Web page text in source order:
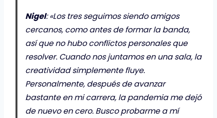
Nigel: «Los tres seguimos siendo amigos
cercanos, como antes de formar la banda,
así que no hubo conflictos personales que
resolver. Cuando nos juntamos en una sala, la
creatividad simplemente fluye.
Personalmente, después de avanzar
bastante en mi carrera, la pandemia me dejó
de nuevo en cero. Busco probarme a mí